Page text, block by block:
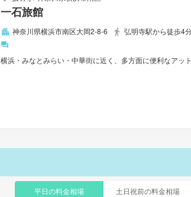
一石旅館
神奈川県横浜市南区大岡2-8-6 弘明寺駅から徒歩4
横浜・みなとみらい・中華街に近く、多方面に便利なアッ
平日の料金相場 土日祝前の料金相場